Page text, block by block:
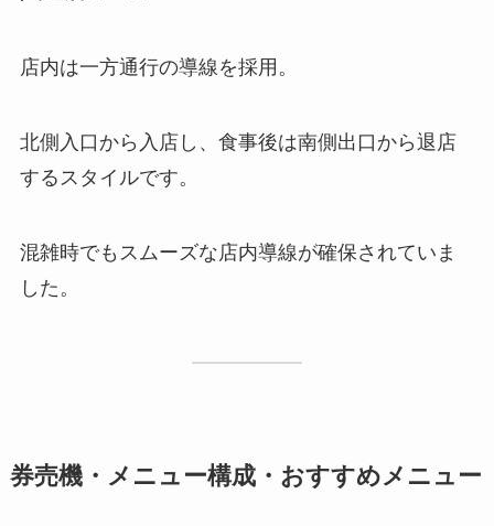
店内は一方通行の導線を採用。
北側入口から入店し、食事後は南側出口から退店
するスタイルです。
混雑時でもスムーズな店内導線が確保されていま
した。
券売機・メニュー構成・おすすめメニュー